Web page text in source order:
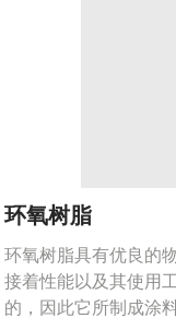
环氧树脂
环氧树脂具有优良的
接着性能以及其使用
的，因此它所制成涂